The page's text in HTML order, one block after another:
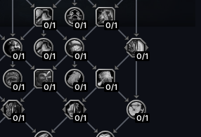
0/1
0/1
0/1
0/1
0/1
0/1
0/1
0/1
0/1
0/1
0/1
0/1 0/1
0/1